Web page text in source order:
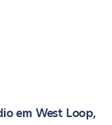
em West Loop,